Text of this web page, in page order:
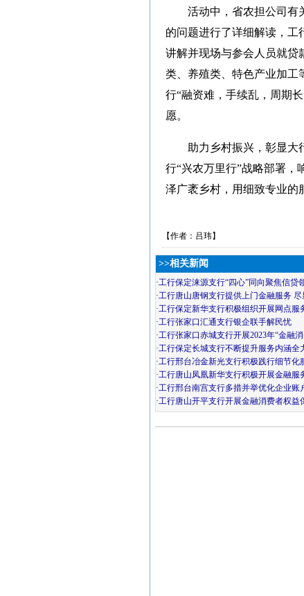
活动中，省农担公司有
的问题进行了详细解读，工
讲解并现场与参会人员就贷
类、养殖类、特色产业加工
行“融资难，手续乱，周期
愿。
助力乡村振兴，彰显大
行“兴农万里行”战略部署，
泽广袤乡村，用细致专业的
【作者：吕玮】
>>相关新闻
·工行保定涞源支行“四心”同向聚焦信贷
·工行唐山唐钢支行提供上门金融服务
·工行保定新华支行积极组织开展网点服
·工行张家口汇通支行银企联手解民忧
·工行张家口赤城支行开展2023年“金融
·工行保定长城支行不断提升服务内涵全
·工行邢台冶金新光支行积极践行细节化
·工行唐山凤凰新华支行积极开展金融服
·工行邢台南宫支行多措并举优化企业账
·工行唐山开平支行开展金融消费者权益